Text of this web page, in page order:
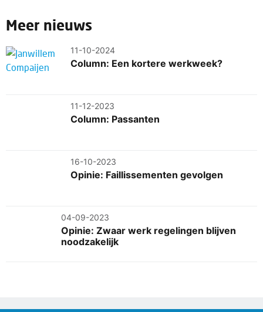
Meer nieuws
11-10-2024
Column: Een kortere werkweek?
11-12-2023
Column: Passanten
16-10-2023
Opinie: Faillissementen gevolgen
04-09-2023
Opinie: Zwaar werk regelingen blijven
noodzakelijk